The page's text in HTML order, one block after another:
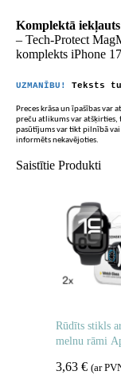
Komplektā
– Tech-Protect
komplekts iPhone
UZMANĪBU! Teksts
Preces krāsa un īpašības var
preču atlikums var atšķirties,
pasūtījums var tikt pilnībā
informēts nekavējoties.
Saistītie Produkti
Rūdīts stikls
melnu rāmi
Glue – 2 gab.
3,63 € (ar